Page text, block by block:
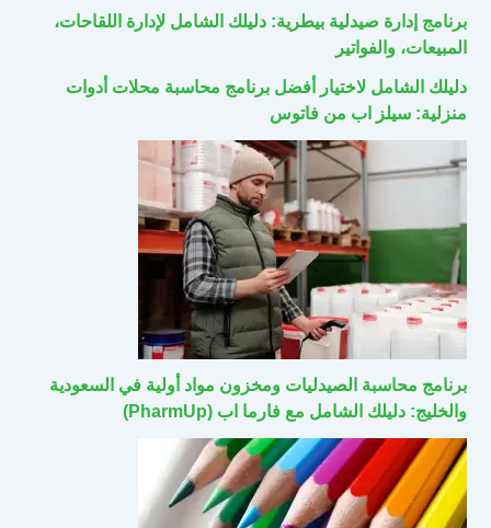
برنامج إدارة صيدلية بيطرية: دليلك الشامل لإدارة اللقاحات،
المبيعات، والفواتير
دليلك الشامل لاختيار أفضل برنامج محاسبة محلات أدوات
منزلية: سيلز اب من فاتوس
برنامج محاسبة الصيدليات ومخزون مواد أولية في السعودية
والخليج: دليلك الشامل مع فارما اب (PharmUp)